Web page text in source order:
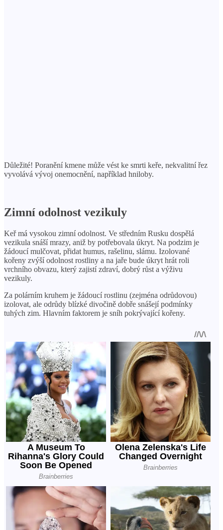
Důležité! Poranění kmene může vést ke smrti keře, nekvalitní řez
vyvolává vývoj onemocnění, například hniloby.
Zimní odolnost vezikuly
Keř má vysokou zimní odolnost. Ve středním Rusku dospělá
vezikula snáší mrazy, aniž by potřebovala úkryt. Na podzim je
žádoucí mulčovat, přidat humus, rašelinu, slámu. Izolované
kořeny zvýší odolnost rostliny a na jaře bude úkryt hrát roli
vrchního obvazu, který zajistí zdraví, dobrý růst a výživu
vezikuly.
Za polárním kruhem je žádoucí rostlinu (zejména odrůdovou)
izolovat, ale odrůdy blízké divočině dobře snášejí podmínky
tuhých zim. Hlavním faktorem je sníh pokrývající kořeny.